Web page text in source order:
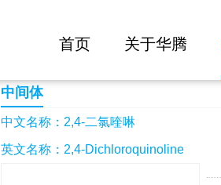
首页 关于华腾
中间体
中文名称：2,4-二氯喹啉
英文名称：2,4-Dichloroquinoline